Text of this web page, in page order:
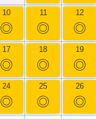
10
◎
11
◎
12
◎
17
◎
18
◎
19
◎
24
◎
25
◎
26
◎